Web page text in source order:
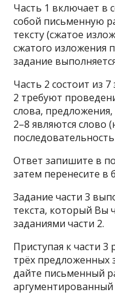
Часть 1 включает в
собой письменную
тексту (сжатое
сжатого изложения
задание
Часть 2 состоит из
2 требуют
слова,
2–8 являются слово
Ответ запишите в
затем перенесите в
Задание части 3
текста, который Вы
заданиями части 2.
Приступая к части
трёх предложенных
дайте письменный
аргументированный